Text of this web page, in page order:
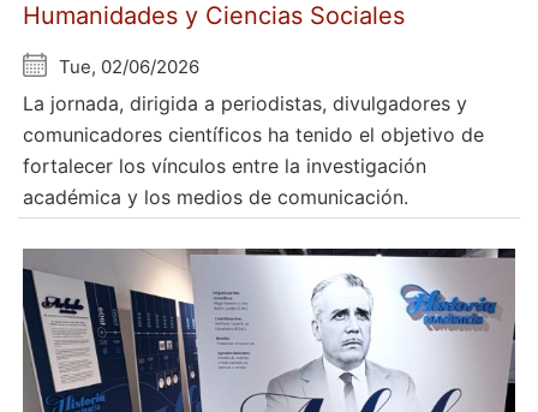
Humanidades y Ciencias Sociales
Tue, 02/06/2026
La jornada, dirigida a periodistas, divulgadores y
comunicadores científicos ha tenido el objetivo de
fortalecer los vínculos entre la investigación
académica y los medios de comunicación.